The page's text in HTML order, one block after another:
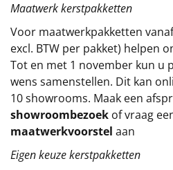
Alle overige
Maatwerk kerstpakketten
Voor maatwerkpakketten
excl. BTW per pakket) helpen
Tot en met 1 november kun u
wens samenstellen. Dit kan
10 showrooms. Maak een
showroombezoek of vraag
maatwerkvoorstel aan
Eigen keuze kerstpakketten